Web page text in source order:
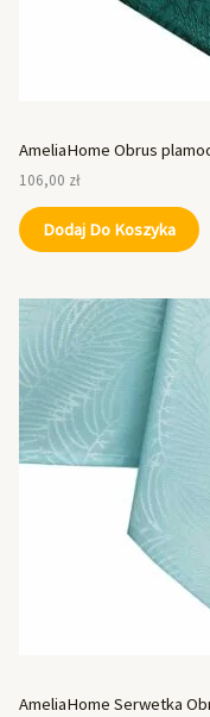
AmeliaHome Obrus
106,00 zł
Dodaj Do Koszyka
AmeliaHome Serwetka